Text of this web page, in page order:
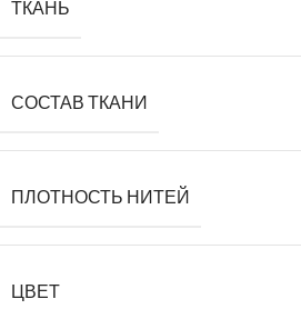
ТКАНЬ
СОСТАВ ТКАНИ
ПЛОТНОСТЬ НИТЕЙ
ЦВЕТ